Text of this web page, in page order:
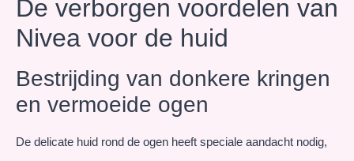
De verborgen voordelen van
Nivea voor de huid
Bestrijding van donkere kringen
en vermoeide ogen
De delicate huid rond de ogen heeft speciale aandacht nodig,